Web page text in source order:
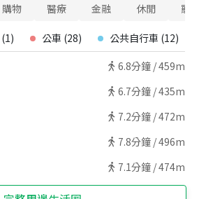
購物 醫療 金融 休閒 寵
(1) 公車 (28) 公共自行車 (12)
6.8分鐘 /459m
6.7分鐘 /435m
7.2分鐘 /472m
7.8分鐘 /496m
7.1分鐘 /474m